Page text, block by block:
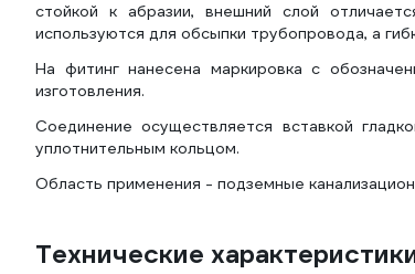
стойкой к абразии, внешний слой
используются для обсыпки трубопровода, а
На фитинг нанесена маркировка с
изготовления.
Соединение осуществляется вставкой
уплотнительным кольцом.
Область применения - подземные
Технические